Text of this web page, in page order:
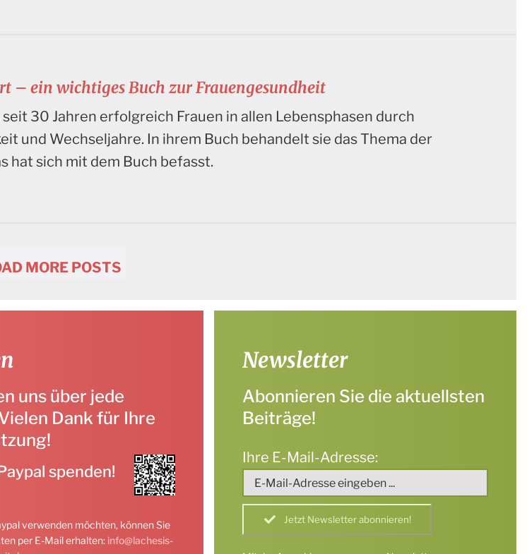
– ein wichtiges Buch zur Frauengesundheit
30 Jahren erfolgreich Frauen in allen Lebensphasen durch
und Wechseljahre. In ihrem Buch behandelt sie das Thema der
hat sich mit dem Buch befasst.
MORE POSTS
uns über jede
Dank für Ihre
spenden!
verwenden möchten, können Sie
per E-Mail erhalten: info@lachesis-
Newsletter
Abonnieren Sie die aktuellsten
Beiträge!
Ihre E-Mail-Adresse: